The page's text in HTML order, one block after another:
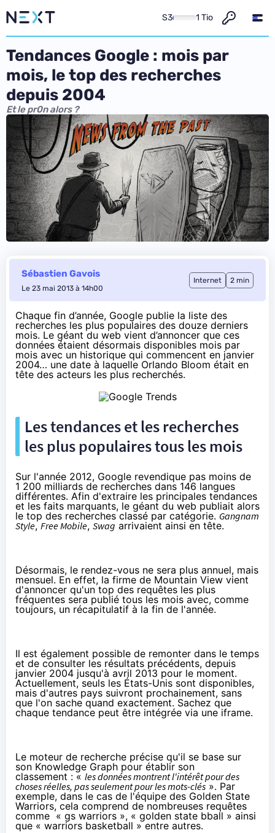
S3 1 Tio
Tendances Google : mois par
mois, le top des recherches
depuis 2004
Et le pr0n alors ?
Sébastien Gavois
Le 23 mai 2013 à 14h00
Internet 2 min
Chaque fin d’année, Google publie la liste des
recherches les plus populaires des douze derniers
mois. Le géant du web vient d’annoncer que ces
données étaient désormais disponibles mois par
mois avec un historique qui commencent en janvier
2004… une date à laquelle Orlando Bloom était en
tête des acteurs les plus recherchés.
Les tendances et les recherches
les plus populaires tous les mois
Sur l'année 2012, Google revendique pas moins de
1 200 milliards de recherches dans 146 langues
différentes. Afin d'extraire les principales tendances
et les faits marquants, le géant du web publiait alors
le top des recherches classé par catégorie. Gangnam
Style, Free Mobile, Swag arrivaient ainsi en tête.
Désormais, le rendez-vous ne sera plus annuel, mais
mensuel. En effet, la firme de Mountain View vient
d'annoncer qu'un top des requêtes les plus
fréquentes sera publié tous les mois avec, comme
toujours, un récapitulatif à la fin de l'année.
Il est également possible de remonter dans le temps
et de consulter les résultats précédents, depuis
janvier 2004 jusqu'à avril 2013 pour le moment.
Actuellement, seuls les États-Unis sont disponibles,
mais d'autres pays suivront prochainement, sans
que l'on sache quand exactement. Sachez que
chaque tendance peut être intégrée via uneiframe.
Le moteur de recherche précise qu'il se base sur
son Knowledge Graph pour établir son
classement : « les données montrent l'intérêt pour des
choses réelles, pas seulement pour les mots-clés ». Par
exemple, dans le cas de l'équipe des Golden State
Warriors, cela comprend de nombreuses requêtes
comme « gs warriors », « golden state bball » ainsi
que « warriors basketball » entre autres.